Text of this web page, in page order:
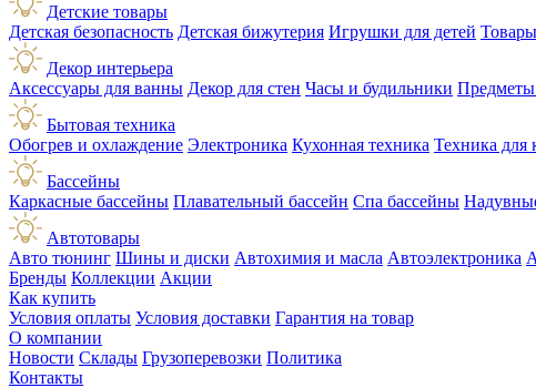
Детские товары
Детская безопасность Детская бижутерия Игрушки для детей
Декор интерьера
Аксессуары для ванны Декор для стен Часы и будильники Предметы
Бытовая техника
Обогрев и охлаждение Электроника Кухонная техника Техника для
Бассейны
Каркасные бассейны Плавательный бассейн Спа бассейны
Автотовары
Авто тюнинг Шины и диски Автохимия и масла Автоэлектроника
Бренды Коллекции Акции
Как купить
Условия оплаты Условия доставки Гарантия на товар
О компании
Новости Склады Грузоперевозки Политика
Контакты